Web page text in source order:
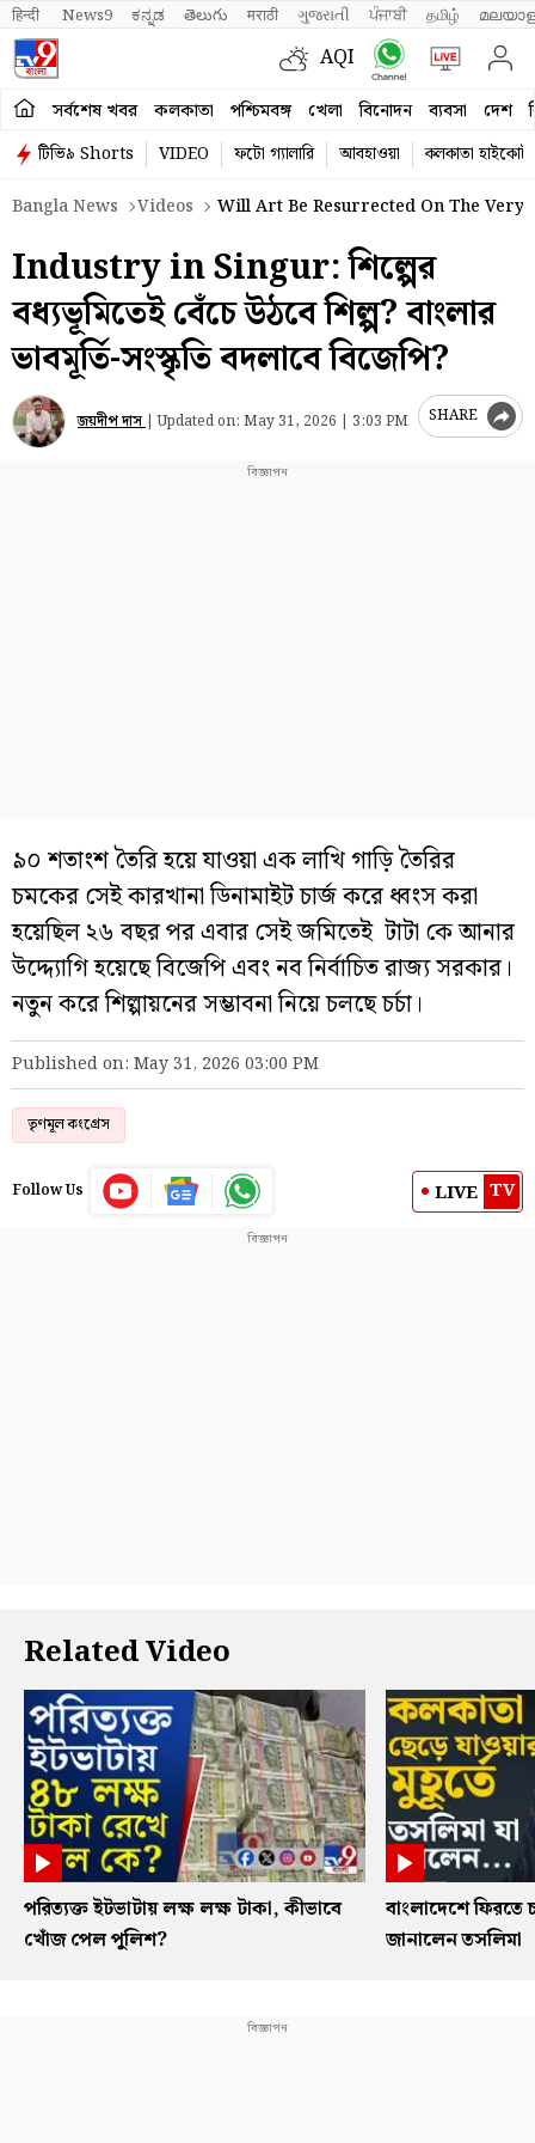
हिन्दी News9 ಕನ್ನಡ తెలుగు मराठी ગુજરાતી ਪੰਜਾਬੀ தமிழ்
AQI
সর্বশেষ খবর কলকাতা পশ্চিমবঙ্গ খেলা বিনোদন ব্যবসা দেশ
টিভি৯ Shorts VIDEO ফটো গ্যালারি আবহাওয়া
কলকাতা হাইকোর্ট
Bangla News
Videos Will Art Be Resurrected On The
Industry in Singur: শিল্পের
বধ্যভূমিতেই বেঁচে উঠবে শিল্প? বাংলার
ভাবমূর্তি-সংস্কৃতি বদলাবে বিজেপি?
জয়দীপ দাস | Updated on: May 31, 2026 | 3:03 PM SHARE
৯০ শতাংশ তৈরি হয়ে যাওয়া এক লাখি গাড়ি তৈরির
চমকের সেই কারখানা ডিনামাইট চার্জ করে ধ্বংস করা
হয়েছিল ২৬ বছর পর এবার সেই জমিতেই টাটা কে আনার
উদ্দ্যোগি হয়েছে বিজেপি এবং নব নির্বাচিত রাজ্য সরকার।
নতুন করে শিল্পায়নের সম্ভাবনা নিয়ে চলছে চর্চা।
Published on: May 31, 2026 03:00 PM
তৃণমূল কংগ্রেস
Follow Us LIVE TV
Related Video
পরিত্যক্ত ইটভাটায় লক্ষ লক্ষ টাকা, কীভাবে
খোঁজ পেল পুলিশ?
বাংলাদেশে ফিরতে
জানালেন তসলিমা